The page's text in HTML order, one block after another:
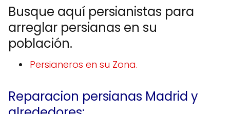
Busque aquí persianistas para
arreglar persianas en su
población.
Persianeros en su Zona.
Reparacion persianas Madrid y